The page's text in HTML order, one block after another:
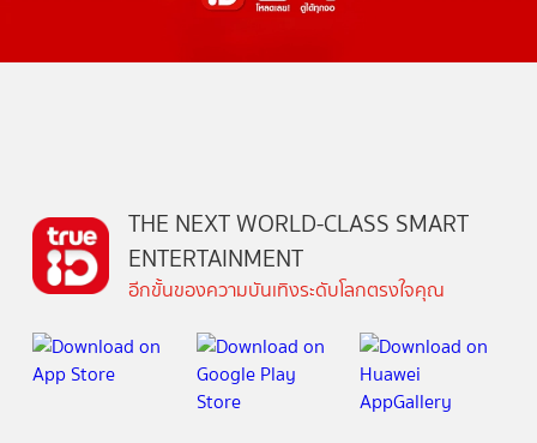
THE NEXT WORLD-CLASS SMART
ENTERTAINMENT
อีกขั้นของความบันเทิงระดับโลกตรงใจคุณ